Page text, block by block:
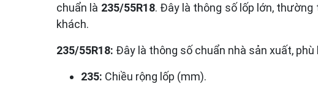
chuẩn là 235/55R18. Đây là thông số lốp lớn, thường
khách.
235/55R18: Đây là thông số chuẩn nhà sản xuất,
235: Chiều rộng lốp (mm).